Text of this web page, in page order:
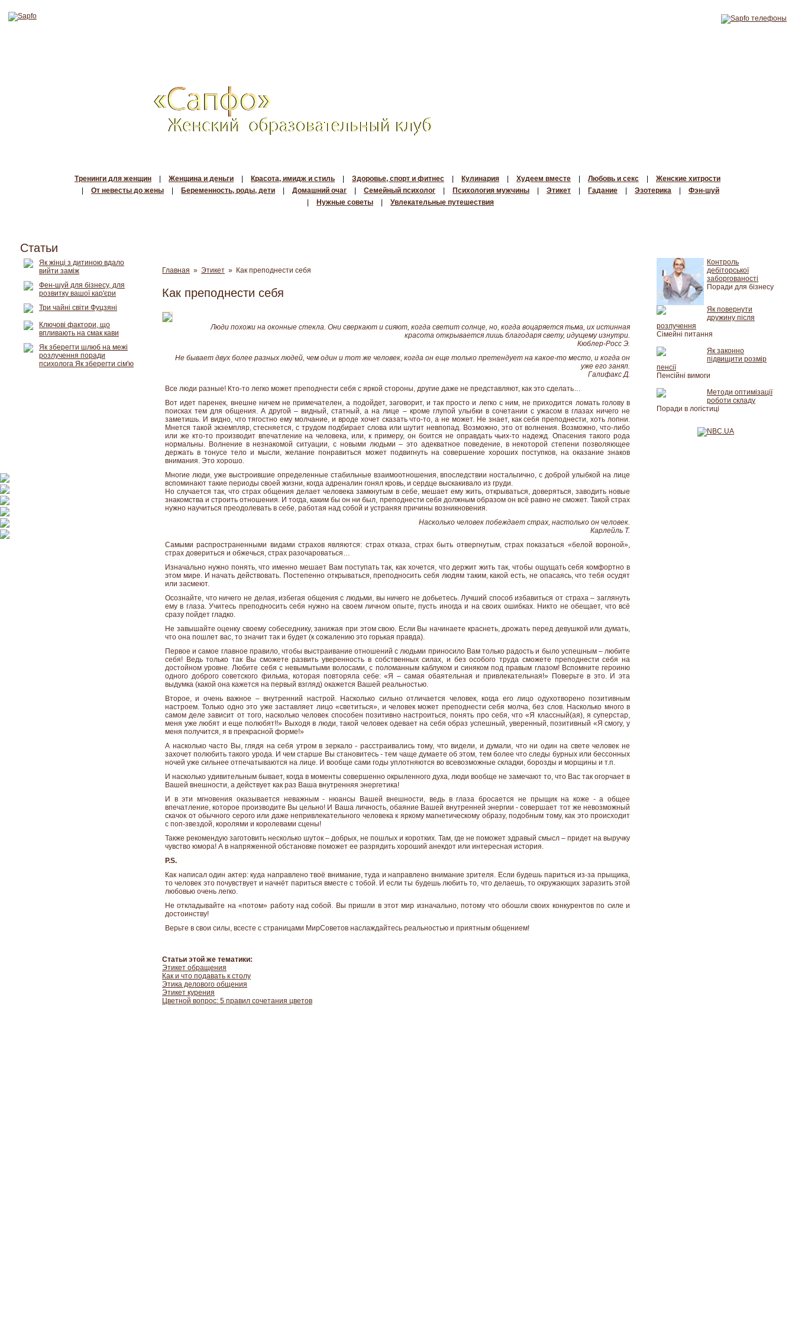
Тренинги для женщин Женщина и деньги Красота, имидж и стиль Здоровье, спорт и фитнес Кулинария Худеем вместе Любовь и секс
Женские хитрости
От невесты до жены Беременность, роды, дети Домашний очаг Семейный психолог Психология мужчины Этикет Гадание Эзотерика
Фэн-шуй
Нужные советы Увлекательные путешествия
Главная » Этикет » Как преподнести себя
Как преподнести себя
Люди похожи на оконные стекла. Они сверкают и сияют, когда светит солнце, но, когда воцаряется тьма, их истинная
красота открывается лишь благодаря свету, идущему изнутри.
Кюблер-Росс Э.
Не бывает двух более разных людей, чем один и тот же человек, когда он еще только претендует на какое-то место, и когда он
уже его занял.
Галифакс Д.
Все люди разные! Кто-то легко может преподнести себя с яркой стороны, другие даже не представляют, как это сделать…
Вот идет паренек, внешне ничем не примечателен, а подойдет, заговорит, и так просто и легко с ним, не приходится ломать голову в
поисках тем для общения. А другой – видный, статный, а на лице – кроме глупой улыбки в сочетании с ужасом в глазах ничего не
заметишь. И видно, что тягостно ему молчание, и вроде хочет сказать что-то, а не может. Не знает, как себя преподнести, хоть лопни.
Мнется такой экземпляр, стесняется, с трудом подбирает слова или шутит невпопад. Возможно, это от волнения. Возможно, что-либо
или же кто-то производит впечатление на человека, или, к примеру, он боится не оправдать чьих-то надежд. Опасения такого рода
нормальны. Волнение в незнакомой ситуации, с новыми людьми – это адекватное поведение, в некоторой степени позволяющее
держать в тонусе тело и мысли, желание понравиться может подвигнуть на совершение хороших поступков, на оказание знаков
внимания. Это хорошо.
Многие люди, уже выстроившие определенные стабильные взаимоотношения, впоследствии ностальгично, с доброй улыбкой на лице
вспоминают такие периоды своей жизни, когда адреналин гонял кровь, и сердце выскакивало из груди.
Но случается так, что страх общения делает человека замкнутым в себе, мешает ему жить, открываться, доверяться, заводить новые
знакомства и строить отношения. И тогда, каким бы он ни был, преподнести себя должным образом он всё равно не сможет. Такой страх
нужно научиться преодолевать в себе, работая над собой и устраняя причины возникновения.
Насколько человек побеждает страх, настолько он человек.
Карлейль Т.
Самыми распространенными видами страхов являются: страх отказа, страх быть отвергнутым, страх показаться «белой вороной»,
страх довериться и обжечься, страх разочароваться…
Изначально нужно понять, что именно мешает Вам поступать так, как хочется, что держит жить так, чтобы ощущать себя комфортно в
этом мире. И начать действовать. Постепенно открываться, преподносить себя людям таким, какой есть, не опасаясь, что тебя осудят
или засмеют.
Осознайте, что ничего не делая, избегая общения с людьми, вы ничего не добьетесь. Лучший способ избавиться от страха – заглянуть
ему в глаза. Учитесь преподносить себя нужно на своем личном опыте, пусть иногда и на своих ошибках. Никто не обещает, что всё
сразу пойдет гладко.
Не завышайте оценку своему собеседнику, занижая при этом свою. Если Вы начинаете краснеть, дрожать перед девушкой или думать,
что она пошлет вас, то значит так и будет (к сожалению это горькая правда).
Первое и самое главное правило, чтобы выстраивание отношений с людьми приносило Вам только радость и было успешным – любите
себя! Ведь только так Вы сможете развить уверенность в собственных силах, и без особого труда сможете преподнести себя на
достойном уровне. Любите себя с невымытыми волосами, с поломанным каблуком и синяком под правым глазом! Вспомните героиню
одного доброго советского фильма, которая повторяла себе: «Я – самая обаятельная и привлекательная!» Поверьте в это. И эта
выдумка (какой она кажется на первый взгляд) окажется Вашей реальностью.
Второе, и очень важное – внутренний настрой. Насколько сильно отличается человек, когда его лицо одухотворено позитивным
настроем. Только одно это уже заставляет лицо «светиться», и человек может преподнести себя молча, без слов. Насколько много в
самом деле зависит от того, насколько человек способен позитивно настроиться, понять про себя, что «Я классный(ая), я суперстар,
меня уже любят и еще полюбят!!» Выходя в люди, такой человек одевает на себя образ успешный, уверенный, позитивный «Я смогу, у
меня получится, я в прекрасной форме!»
А насколько часто Вы, глядя на себя утром в зеркало - расстраивались тому, что видели, и думали, что ни один на свете человек не
захочет полюбить такого урода. И чем старше Вы становитесь - тем чаще думаете об этом, тем более что следы бурных или бессонных
ночей уже сильнее отпечатываются на лице. И вообще сами годы уплотняются во всевозможные складки, борозды и морщины и т.п.
И насколько удивительным бывает, когда в моменты совершенно окрыленного духа, люди вообще не замечают то, что Вас так огорчает в
Вашей внешности, а действует как раз Ваша внутренняя энергетика!
И в эти мгновения оказывается неважным - нюансы Вашей внешности, ведь в глаза бросается не прыщик на коже - а общее
впечатление, которое производите Вы цельно! И Ваша личность, обаяние Вашей внутренней энергии - совершает тот же невозможный
скачок от обычного серого или даже непривлекательного человека к яркому магнетическому образу, подобным тому, как это происходит
с поп-звездой, королями и королевами сцены!
Также рекомендую заготовить несколько шуток – добрых, не пошлых и коротких. Там, где не поможет здравый смысл – придет на выручку
чувство юмора! А в напряженной обстановке поможет ее разрядить хороший анекдот или интересная история.
P.S.
Как написал один актер: куда направлено твоё внимание, туда и направлено внимание зрителя. Если будешь париться из-за прыщика,
то человек это почувствует и начнёт париться вместе с тобой. И если ты будешь любить то, что делаешь, то окружающих заразить этой
любовью очень легко.
Не откладывайте на «потом» работу над собой. Вы пришли в этот мир изначально, потому что обошли своих конкурентов по силе и
достоинству!
Верьте в свои силы, всесте с страницами МирСоветов наслаждайтесь реальностью и приятным общением!
Статьи этой же тематики:
Этикет обращения
Как и что подавать к столу
Этика делового общения
Этикет курения
Цветной вопрос: 5 правил сочетания цветов
Статьи
Як жінці з дитиною вдало
вийти заміж
Фен-шуй для бізнесу, для
розвитку вашої кар'єри
Три чайні світи Фуцзяні
Ключові фактори, що
впливають на смак кави
Як зберегти шлюб на межі
розлучення поради
психолога Як зберегти сім'ю
Контроль
дебіторської
заборгованості
Поради для бізнесу
Як повернути
дружину після
розлучення
Сімейні питання
Як законно
підвищити розмір
пенсії
Пенсійні вимоги
Методи оптимізації
роботи складу
Поради в логістиці